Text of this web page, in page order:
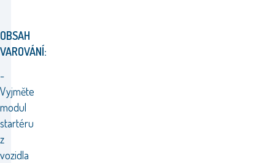
OBSAH
VAROVÁNÍ:
-
Vyjměte
modul
startéru
z
vozidla